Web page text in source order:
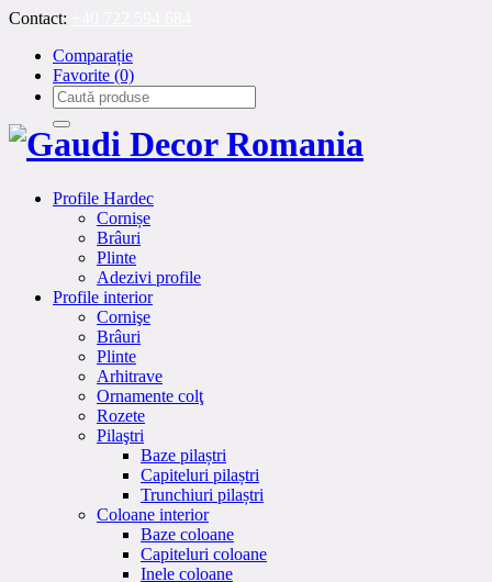
Contact:
Comparație
Favorite (0)
Profile Hardec
Cornișe
Brâuri
Plinte
Adezivi profile
Profile interior
Cornişe
Brâuri
Plinte
Arhitrave
Ornamente colţ
Rozete
Pilaştri
Baze pilaștri
Capiteluri pilaștri
Trunchiuri pilaștri
Coloane interior
Baze coloane
Capiteluri coloane
Inele coloane